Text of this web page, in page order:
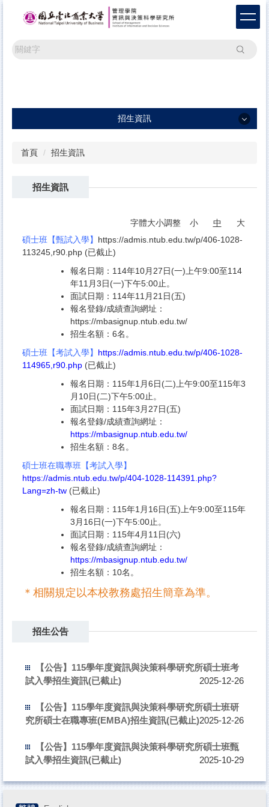
搜尋
招生資訊
首頁 招生資訊
招生資訊
字體大小調整 小 中
大
碩士班【甄試入學】 https://admis.ntub.edu.tw/p/406-1028-
113245,r90.php (已截止)
報名日期 ： 114年10月27日(一)上午9:00至114
年11月3日(一)下午5:00止。
面試日期 ： 114年11月21日(五)
報名登錄/成績查詢網址：
https://mbasignup.ntub.edu.tw/
招生名額：6名。
碩士班【考試入學】 https://admis.ntub.edu.tw/p/406-1028-
114965,r90.php (已截止)
報名日期 ： 115年1月6日(二)上午9:00至115年3
月10日(二)下午5:00止。
面試日期 ： 115年3月27日(五)
報名登錄/成績查詢網址：
https://mbasignup.ntub.edu.tw/
招生名額：8名。
碩士班在職專班【考試入學】
https://admis.ntub.edu.tw/p/404-1028-114391.php?
Lang=zh-tw (已截止)
報名日期 ： 115年1月16日(五)上午9:00至115年
3月16日(一)下午5:00止。
面試日期 ： 115年4月11日(六)
報名登錄/成績查詢網址：
https://mbasignup.ntub.edu.tw/
招生名額：10名。
＊相關規定以本校教務處招生簡章為準。
招生公告
【公告】115學年度資訊與決策科學研究所碩士班考
試入學招生資訊(已截止)
2025-12-26
【公告】115學年度資訊與決策科學研究所碩士班研
究所碩士在職專班(EMBA)招生資訊(已截止)2025-12-26
【公告】115學年度資訊與決策科學研究所碩士班甄
試入學招生資訊(已截止)
2025-10-29